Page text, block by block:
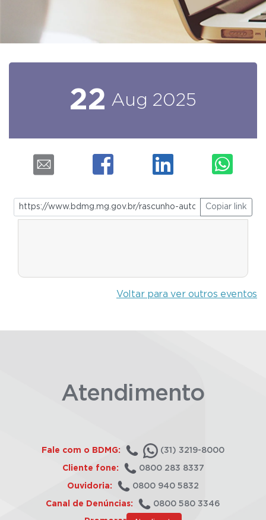
22 Aug 2025
Copiar link
Voltar para ver outros eventos
Atendimento
Fale com o BDMG: (31) 3219-8000
Cliente fone: 0800 283 8337
Ouvidoria: 0800 940 5832
Canal de Denúncias: 0800 580 3346